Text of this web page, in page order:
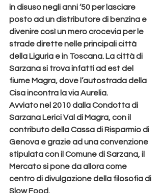
in disuso negli anni ‘50 per lasciare
posto ad un distributore di benzina e
divenire così un mero crocevia per le
strade dirette nelle principali città
della Liguria e in Toscana. La città di
Sarzana si trova infatti ad est del
fiume Magra, dove l’autostrada della
Cisa incontra la via Aurelia.
Avviato nel 2010 dalla Condotta di
Sarzana Lerici Val di Magra, con il
contributo della Cassa di Risparmio di
Genova e grazie ad una convenzione
stipulata con il Comune di Sarzana, il
Mercato si pone da allora come
centro di divulgazione della filosofia di
Slow Food.